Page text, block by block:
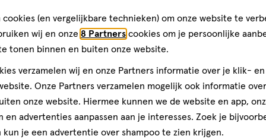
verlanglijst
cookies (en vergelijkbare technieken) om onze website te
wij en onze 8 Partners cookies om je persoonlijke
tonen binnen en buiten onze website.
verzamelen wij en onze Partners informatie over je klik-
Onze Partners verzamelen mogelijk ook informatie
onze website. Hiermee kunnen we de website en app,
en advertenties aanpassen aan je interesses. Zoek je
kun je een advertentie over shampoo te zien krijgen.